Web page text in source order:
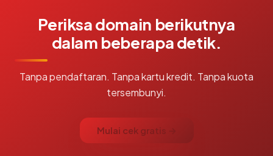
Periksa domain berikutnya
dalam beberapa detik.
Tanpa pendaftaran. Tanpa kartu kredit. Tanpa kuota
tersembunyi.
Mulai cek gratis →